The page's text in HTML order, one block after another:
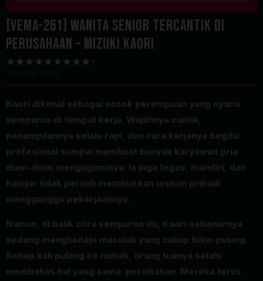
[VEMA-261] Wanita senior tercantik di
perusahaan – Mizuki Kaori
Kaori dikenal sebagai sosok perempuan yang nyaris
sempurna di tempat kerja. Wajahnya cantik,
penampilannya selalu rapi, dan cara kerjanya begitu
profesional sampai membuat banyak karyawan pria
diam-diam mengaguminya. Ia juga tegas, mandiri, dan
hampir tidak pernah membiarkan urusan pribadi
mengganggu pekerjaannya.
Namun, di balik citra sempurna itu, Kaori sebenarnya
sedang menghadapi masalah yang cukup bikin pusing.
Setiap kali pulang ke rumah, orang tuanya selalu
membahas hal yang sama: pernikahan. Mereka terus